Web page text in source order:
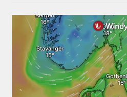
Sikkerhed og Miljø
Søg job
Sponsorer